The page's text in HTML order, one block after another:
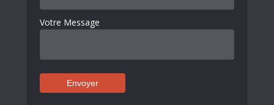
Votre Message